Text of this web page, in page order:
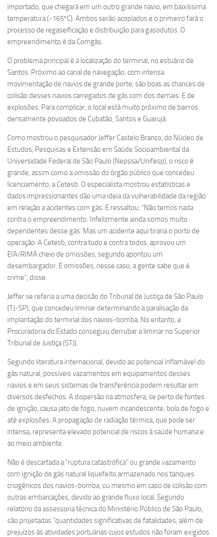
importado, que chegará em um outro grande navio, em baixíssima
temperatura (-165ºC). Ambos serão acoplados e o primeiro fará o
processo de regaseificação e distribuição para gasodutos. O
empreendimento é da Comgás.
O problema principal é a localização do terminal, no estuário de
Santos. Próximo ao canal de navegação, com intensa
movimentação de navios de grande porte, são boas as chances de
colisão desses navios carregados de gás com dos demais. E de
explosões. Para complicar, o local está muito próximo de bairros
densamente povoados de Cubatão, Santos e Guarujá.
Como mostrou o pesquisador Jeffer Castelo Branco, do Núcleo de
Estudos, Pesquisas e Extensão em Saúde Socioambiental da
Universidade Federal de São Paulo (Nepssa/Unifesp), o risco é
grande, assim como a omissão do órgão público que concedeu
licenciamento, a Cetesb. O especialista mostrou estatísticas e
dados impressionantes dão uma ideia da vulnerabilidade da região
em relação a acidentes com gás. E ressaltou: “Não temos nada
contra o empreendimento. Infelizmente ainda somos muito
dependentes desse gás. Mas um acidente aqui tiraria o porto de
operação. A Cetesb, contra tudo e contra todos, aprovou um
EIA/RIMA cheio de omissões, segundo apontou um
desembargador. E omissões, nesse caso, a gente sabe que é
crime”, disse.
Jeffer se referia a uma decisão do Tribunal de Justiça de São Paulo
(TJ-SP), que concedeu liminar determinando a paralisação da
implantação do terminal dos navios-bomba. No entanto, a
Procuradoria do Estado conseguiu derrubar a liminar no Superior
Tribunal de Justiça (STJ).
Segundo literatura internacional, devido ao potencial inflamável do
gás natural, possíveis vazamentos em equipamentos desses
navios e em seus sistemas de transferência podem resultar em
diversos desfechos. A dispersão na atmosfera, se perto de fontes
de ignição, causa jato de fogo, nuvem incandescente, bola de fogo e
até explosões. A propagação de radiação térmica, que pode ser
intensa, representa elevado potencial de riscos à saúde humana e
ao meio ambiente.
Não é descartada a “ruptura catastrófica” ou grande vazamento
com ignição do gás natural liquefeito armazenado nos tanques
criogênicos dos navios-bomba, ou mesmo em caso de colisão com
outras embarcações, devido ao grande fluxo local. Segundo
relatório da assessoria técnica do Ministério Público de São Paulo,
são projetadas “quantidades significativas de fatalidades, além de
prejuízos às atividades portuárias cujos estudos não foram exigidos